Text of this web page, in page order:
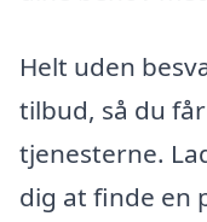
Helt uden
tilbud, så du
tjenesterne.
dig at finde en